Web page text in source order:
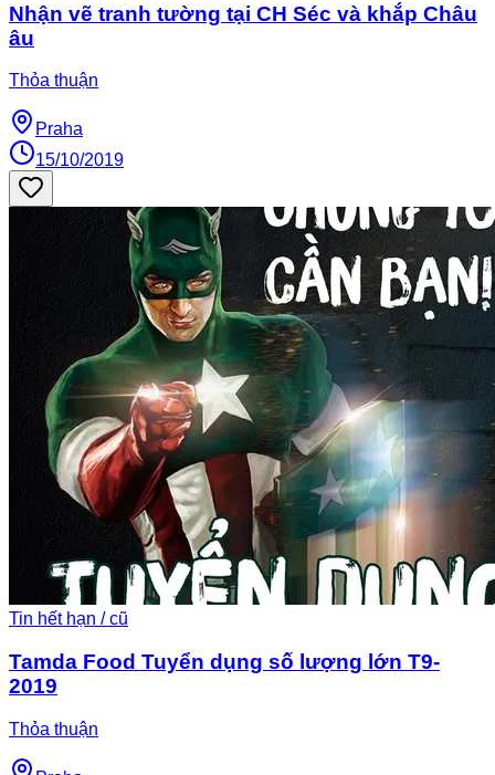
Nhận vẽ tranh tường tại CH Séc và khắp Châu
âu
Thỏa thuận
Praha
15/10/2019
Tin hết hạn / cũ
Tamda Food Tuyển dụng số lượng lớn T9-
2019
Thỏa thuận